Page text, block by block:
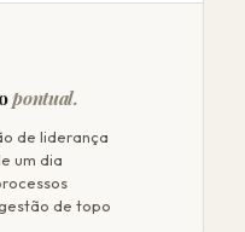
pontual.
de liderança
um dia
de topo